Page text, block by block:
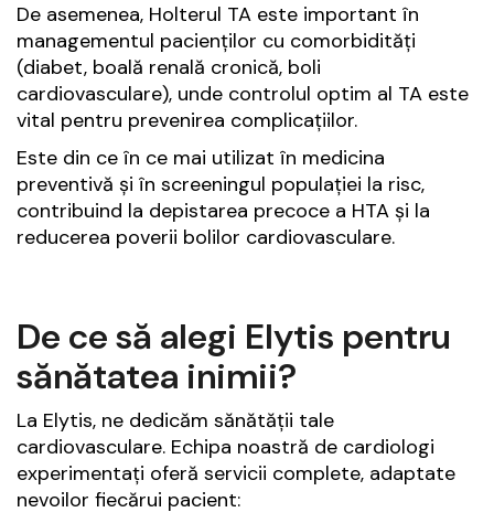
De asemenea, Holterul TA este important în
managementul pacienților cu comorbidități
(diabet, boală renală cronică, boli
cardiovasculare), unde controlul optim al TA este
vital pentru prevenirea complicațiilor.
Este din ce în ce mai utilizat în medicina
preventivă și în screeningul populației la risc,
contribuind la depistarea precoce a HTA și la
reducerea poverii bolilor cardiovasculare.
De ce să alegi Elytis pentru
sănătatea inimii?
La Elytis, ne dedicăm sănătății tale
cardiovasculare. Echipa noastră de cardiologi
experimentați oferă servicii complete, adaptate
nevoilor fiecărui pacient: